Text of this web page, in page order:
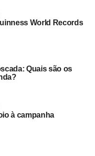
World Records
Quais são os
à campanha